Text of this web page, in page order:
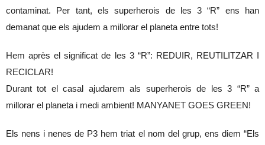
contaminat. Per tant, els superherois de les 3 “R” ens han
demanat que els ajudem a millorar el planeta entre tots!
Hem après el significat de les 3 “R”: REDUIR, REUTILITZAR I
RECICLAR!
Durant tot el casal ajudarem als superherois de les 3 “R” a
millorar el planeta i medi ambient! MANYANET GOES GREEN!
Els nens i nenes de P3 hem triat el nom del grup, ens diem “Els